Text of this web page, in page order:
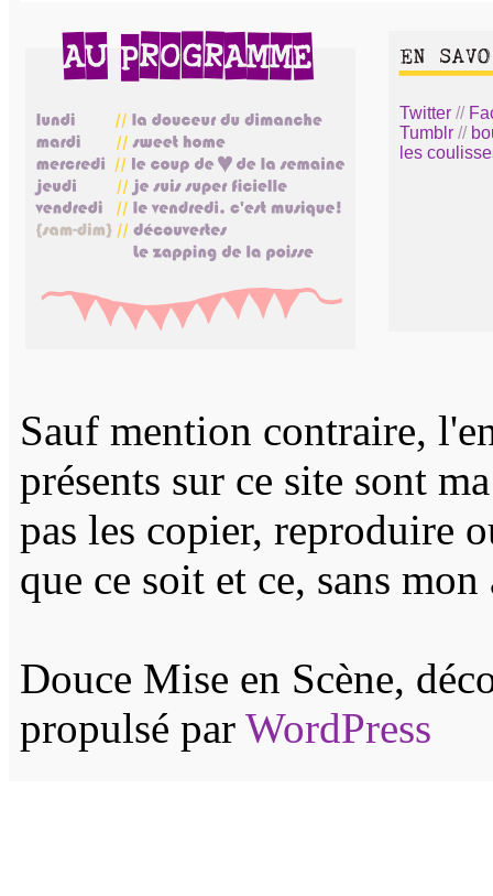
Twitter //
Tumblr //
les
Sauf mention contraire,
présents sur ce site sont
pas les copier, reproduire
que ce soit et ce, sans
Douce Mise en Scène,
propulsé par WordPress